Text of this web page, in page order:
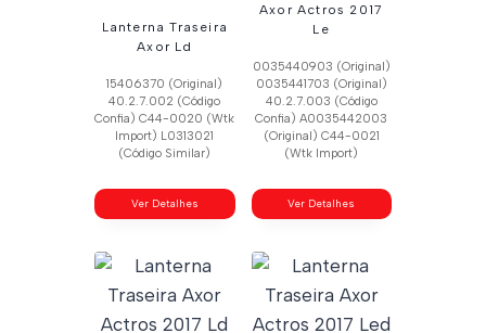
Lanterna Traseira
Axor Ld
15406370 (Original)
40.2.7.002 (Código
Confia) C44-0020 (Wtk
Import) L0313021
(Código Similar)
Ver Detalhes
Axor Actros 2017
Le
0035440903 (Original)
0035441703 (Original)
40.2.7.003 (Código
Confia) A0035442003
(Original) C44-0021
(Wtk Import)
Ver Detalhes